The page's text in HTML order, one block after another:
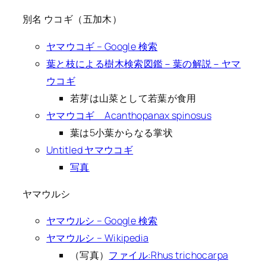
別名 ウコギ（五加木）
ヤマウコギ – Google 検索
葉と枝による樹木検索図鑑－葉の解説－ヤマ
ウコギ
若芽は山菜として若葉が食用
ヤマウコギ Acanthopanax spinosus
葉は5小葉からなる掌状
Untitled ヤマウコギ
写真
ヤマウルシ
ヤマウルシ – Google 検索
ヤマウルシ – Wikipedia
（写真） ファイル:Rhus trichocarpa